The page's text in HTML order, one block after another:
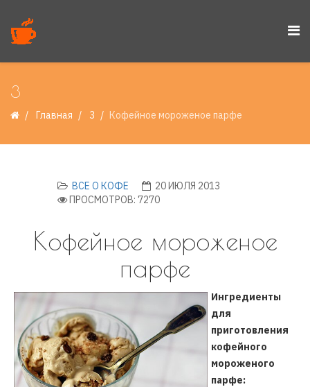
3
Главная 3 Кофейное мороженое парфе
ВСЕ О КОФЕ
20 ИЮЛЯ 2013
ПРОСМОТРОВ: 7270
Кофейное мороженое
парфе
Ингредиенты
для
приготовления
кофейного
мороженого
парфе: